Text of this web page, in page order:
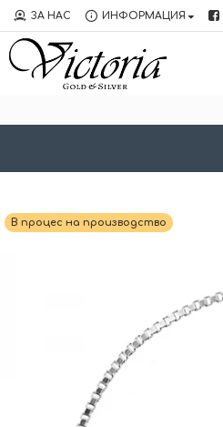
ЗА НАС ИНФОРМАЦИЯ
В процес на производство